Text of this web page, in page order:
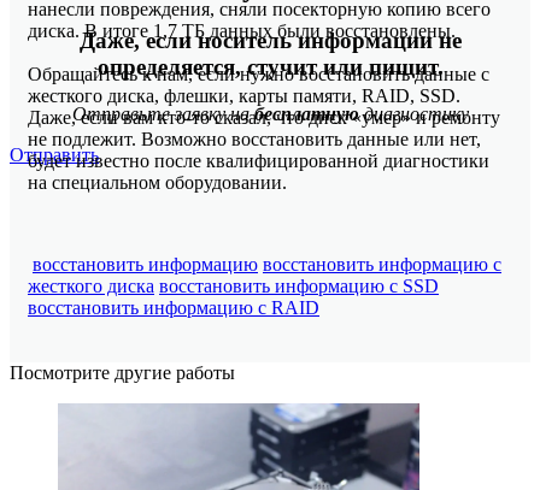
Даже, если носитель информации не
определяется, стучит или пищит.
Отправьте заявку набесплатнуюдиагностику
Отправить
нанесли повреждения, сняли посекторную копию всего
диска. В итоге 1,7 ТБ данных были восстановлены.
Обращайтесь к нам, если нужно восстановить данные с
жесткого диска, флешки, карты памяти, RAID, SSD.
Даже, если вам кто-то сказал, что диск «умер» и ремонту
не подлежит. Возможно восстановить данные или нет,
будет известно после квалифицированной диагностики
на специальном оборудовании.
восстановить информацию восстановить информацию с
жесткого диска восстановить информацию с SSD
восстановить информацию c RAID
Посмотрите другие работы